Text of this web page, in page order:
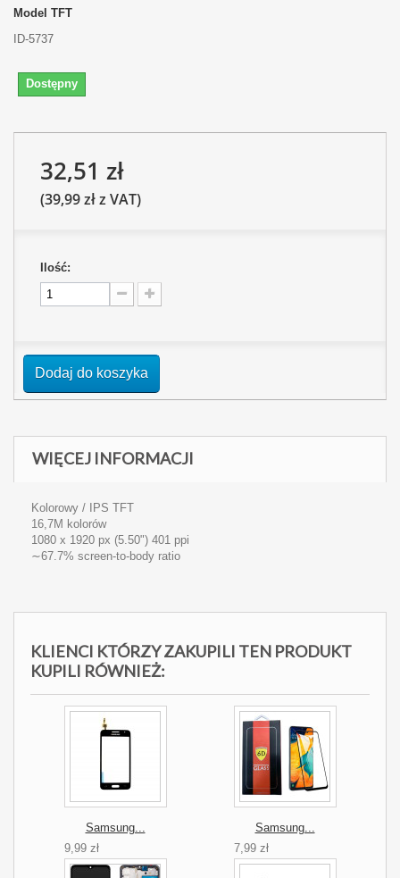
Model TFT
ID-5737
Dostępny
32,51 zł
(39,99 zł z VAT)
Ilość:
Dodaj do koszyka
WIĘCEJ INFORMACJI
Kolorowy / IPS TFT
16,7M kolorów
1080 x 1920 px (5.50") 401 ppi
∼67.7% screen-to-body ratio
KLIENCI KTÓRZY ZAKUPILI TEN PRODUKT
KUPILI RÓWNIEŻ:
Samsung...
9,99 zł
Samsung...
7,99 zł